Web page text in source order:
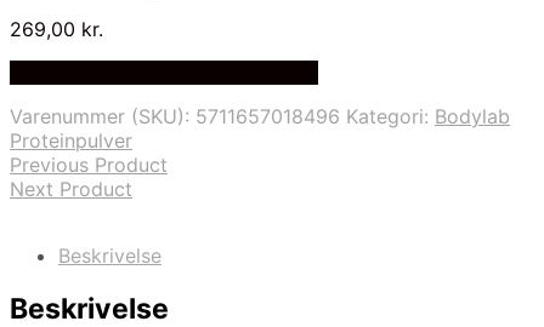
269,00 kr.
Varenummer (SKU): 5711657018496 Kategori: Bodylab
Proteinpulver
Previous Product
Next Product
Beskrivelse
Beskrivelse